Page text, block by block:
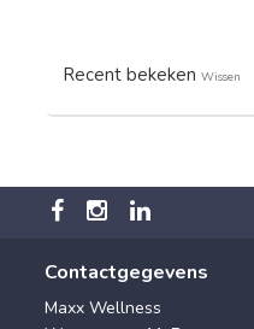
Recent bekeken Wissen
Contactgegevens
Maxx Wellness